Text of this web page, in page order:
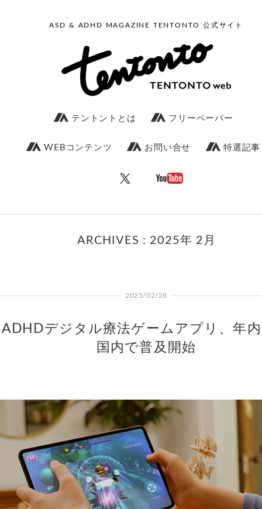
ASD & ADHD MAGAZINE TENTONTO 公式サイト
テントントとは フリーペーパー
WEBコンテンツ お問い合せ 特選記事
ARCHIVES : 2025年 2月
2025/02/28
ADHDデジタル療法ゲームアプリ、年
国内で普及開始